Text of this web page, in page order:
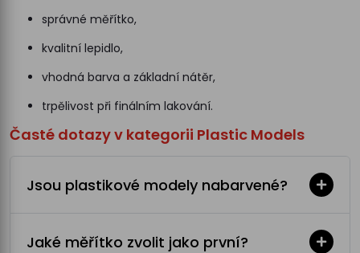
správné měřítko,
kvalitní lepidlo,
vhodná barva a základní nátěr,
trpělivost při finálním lakování.
Časté dotazy v kategorii Plastic Models
Jsou plastikové modely nabarvené?
Jaké měřítko zvolit jako první?